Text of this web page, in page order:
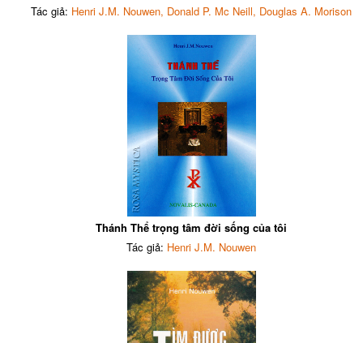
Tác giả: Henri J.M. Nouwen, Donald P. Mc Neill, Douglas A. Morison
Thánh Thể trọng tâm đời sống của tôi
Tác giả: Henri J.M. Nouwen